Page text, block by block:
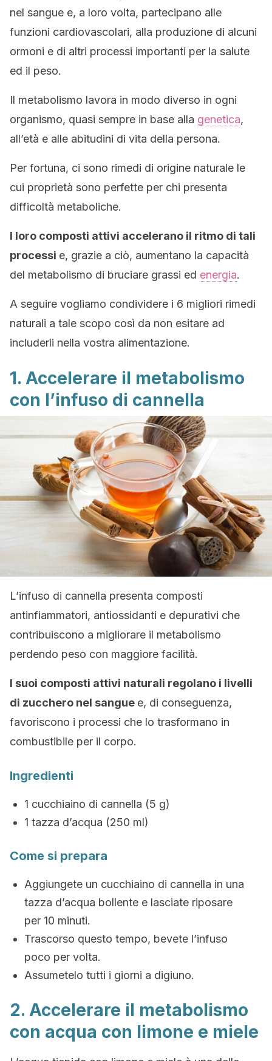
nel sangue e, a loro volta, partecipano alle
funzioni cardiovascolari, alla produzione di alcuni
ormoni e di altri processi importanti per la salute
ed il peso.
Il metabolismo lavora in modo diverso in ogni
organismo, quasi sempre in base alla genetica,
all’età e alle abitudini di vita della persona.
Per fortuna, ci sono rimedi di origine naturale le
cui proprietà sono perfette per chi presenta
difficoltà metaboliche.
I loro composti attivi accelerano il ritmo di tali
processi e, grazie a ciò, aumentano la capacità
del metabolismo di bruciare grassi ed energia.
A seguire vogliamo condividere i 6 migliori rimedi
naturali a tale scopo così da non esitare ad
includerli nella vostra alimentazione.
1. Accelerare il metabolismo
con l’infuso di cannella
L’infuso di cannella presenta composti
antinfiammatori, antiossidanti e depurativi che
contribuiscono a migliorare il metabolismo
perdendo peso con maggiore facilità.
I suoi composti attivi naturali regolano i livelli
di zucchero nel sangue e, di conseguenza,
favoriscono i processi che lo trasformano in
combustibile per il corpo.
Ingredienti
1 cucchiaino di cannella (5 g)
1 tazza d’acqua (250 ml)
Come si prepara
Aggiungete un cucchiaino di cannella in una
tazza d’acqua bollente e lasciate riposare
per 10 minuti.
Trascorso questo tempo, bevete l’infuso
poco per volta.
Assumetelo tutti i giorni a digiuno.
2. Accelerare il metabolismo
con acqua con limone e miele